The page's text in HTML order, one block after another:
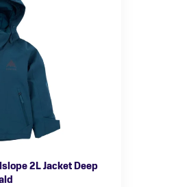
2L Jacket Deep